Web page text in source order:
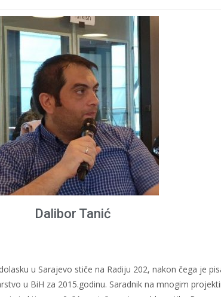
Dalibor Tanić
u Sarajevo stiče na Radiju 202, nakon čega je
u BiH za 2015.godinu. Saradnik na mnogim